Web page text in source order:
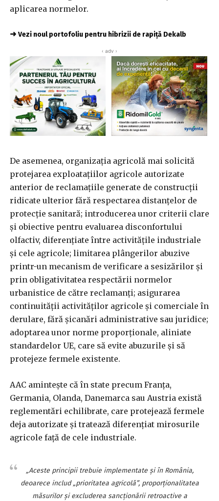
aplicarea normelor.
➜ Vezi noul portofoliu pentru hibrizii de rapiță Dekalb
‹ adv ›
De asemenea, organizaţia agricolă mai solicită
protejarea exploataţiilor agricole autorizate
anterior de reclamaţiile generate de construcţii
ridicate ulterior fără respectarea distanţelor de
protecţie sanitară; introducerea unor criterii clare
şi obiective pentru evaluarea disconfortului
olfactiv, diferenţiate între activităţile industriale
şi cele agricole; limitarea plângerilor abuzive
printr-un mecanism de verificare a sesizărilor şi
prin obligativitatea respectării normelor
urbanistice de către reclamanţi; asigurarea
continuităţii activităţilor agricole şi comerciale în
derulare, fără şicanări administrative sau juridice;
adoptarea unor norme proporţionale, aliniate
standardelor UE, care să evite abuzurile şi să
protejeze fermele existente.
AAC aminteşte că în state precum Franţa,
Germania, Olanda, Danemarca sau Austria există
reglementări echilibrate, care protejează fermele
deja autorizate şi tratează diferenţiat mirosurile
agricole faţă de cele industriale.
„Aceste principii trebuie implementate şi în România,
deoarece includ „prioritatea agricolă”, proporţionalitatea
măsurilor şi excluderea sancţionării retroactive a